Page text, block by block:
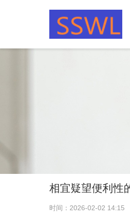
相宜疑望便利性
时间：2026-02-02 14:15